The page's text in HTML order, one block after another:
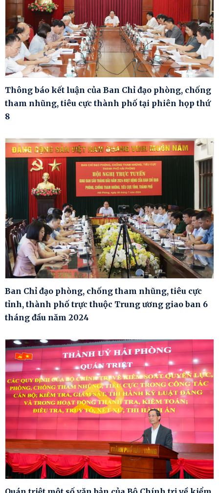
Thông báo kết luận của Ban Chỉ đạo phòng, chống
tham nhũng, tiêu cực thành phố tại phiên họp thứ
8
Ban Chỉ đạo phòng, chống tham nhũng, tiêu cực
tỉnh, thành phố trực thuộc Trung ương giao ban 6
tháng đầu năm 2024